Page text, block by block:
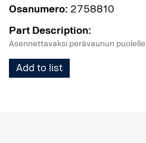
Osanumero: 2758810
Part Description:
Asennettavaksi perävaunun puolelle.
Add to list